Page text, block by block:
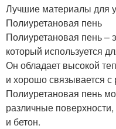
Лучшие материалы для
Полиуретановая пень
Полиуретановая пень –
который используется
Он обладает высокой
и хорошо связывается
Полиуретановая пень
различные
и бетон.